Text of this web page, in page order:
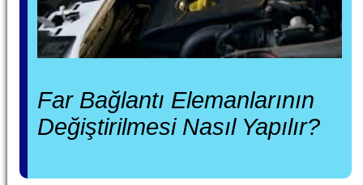
Far Bağlantı Elemanlarının
Değiştirilmesi Nasıl Yapılır?